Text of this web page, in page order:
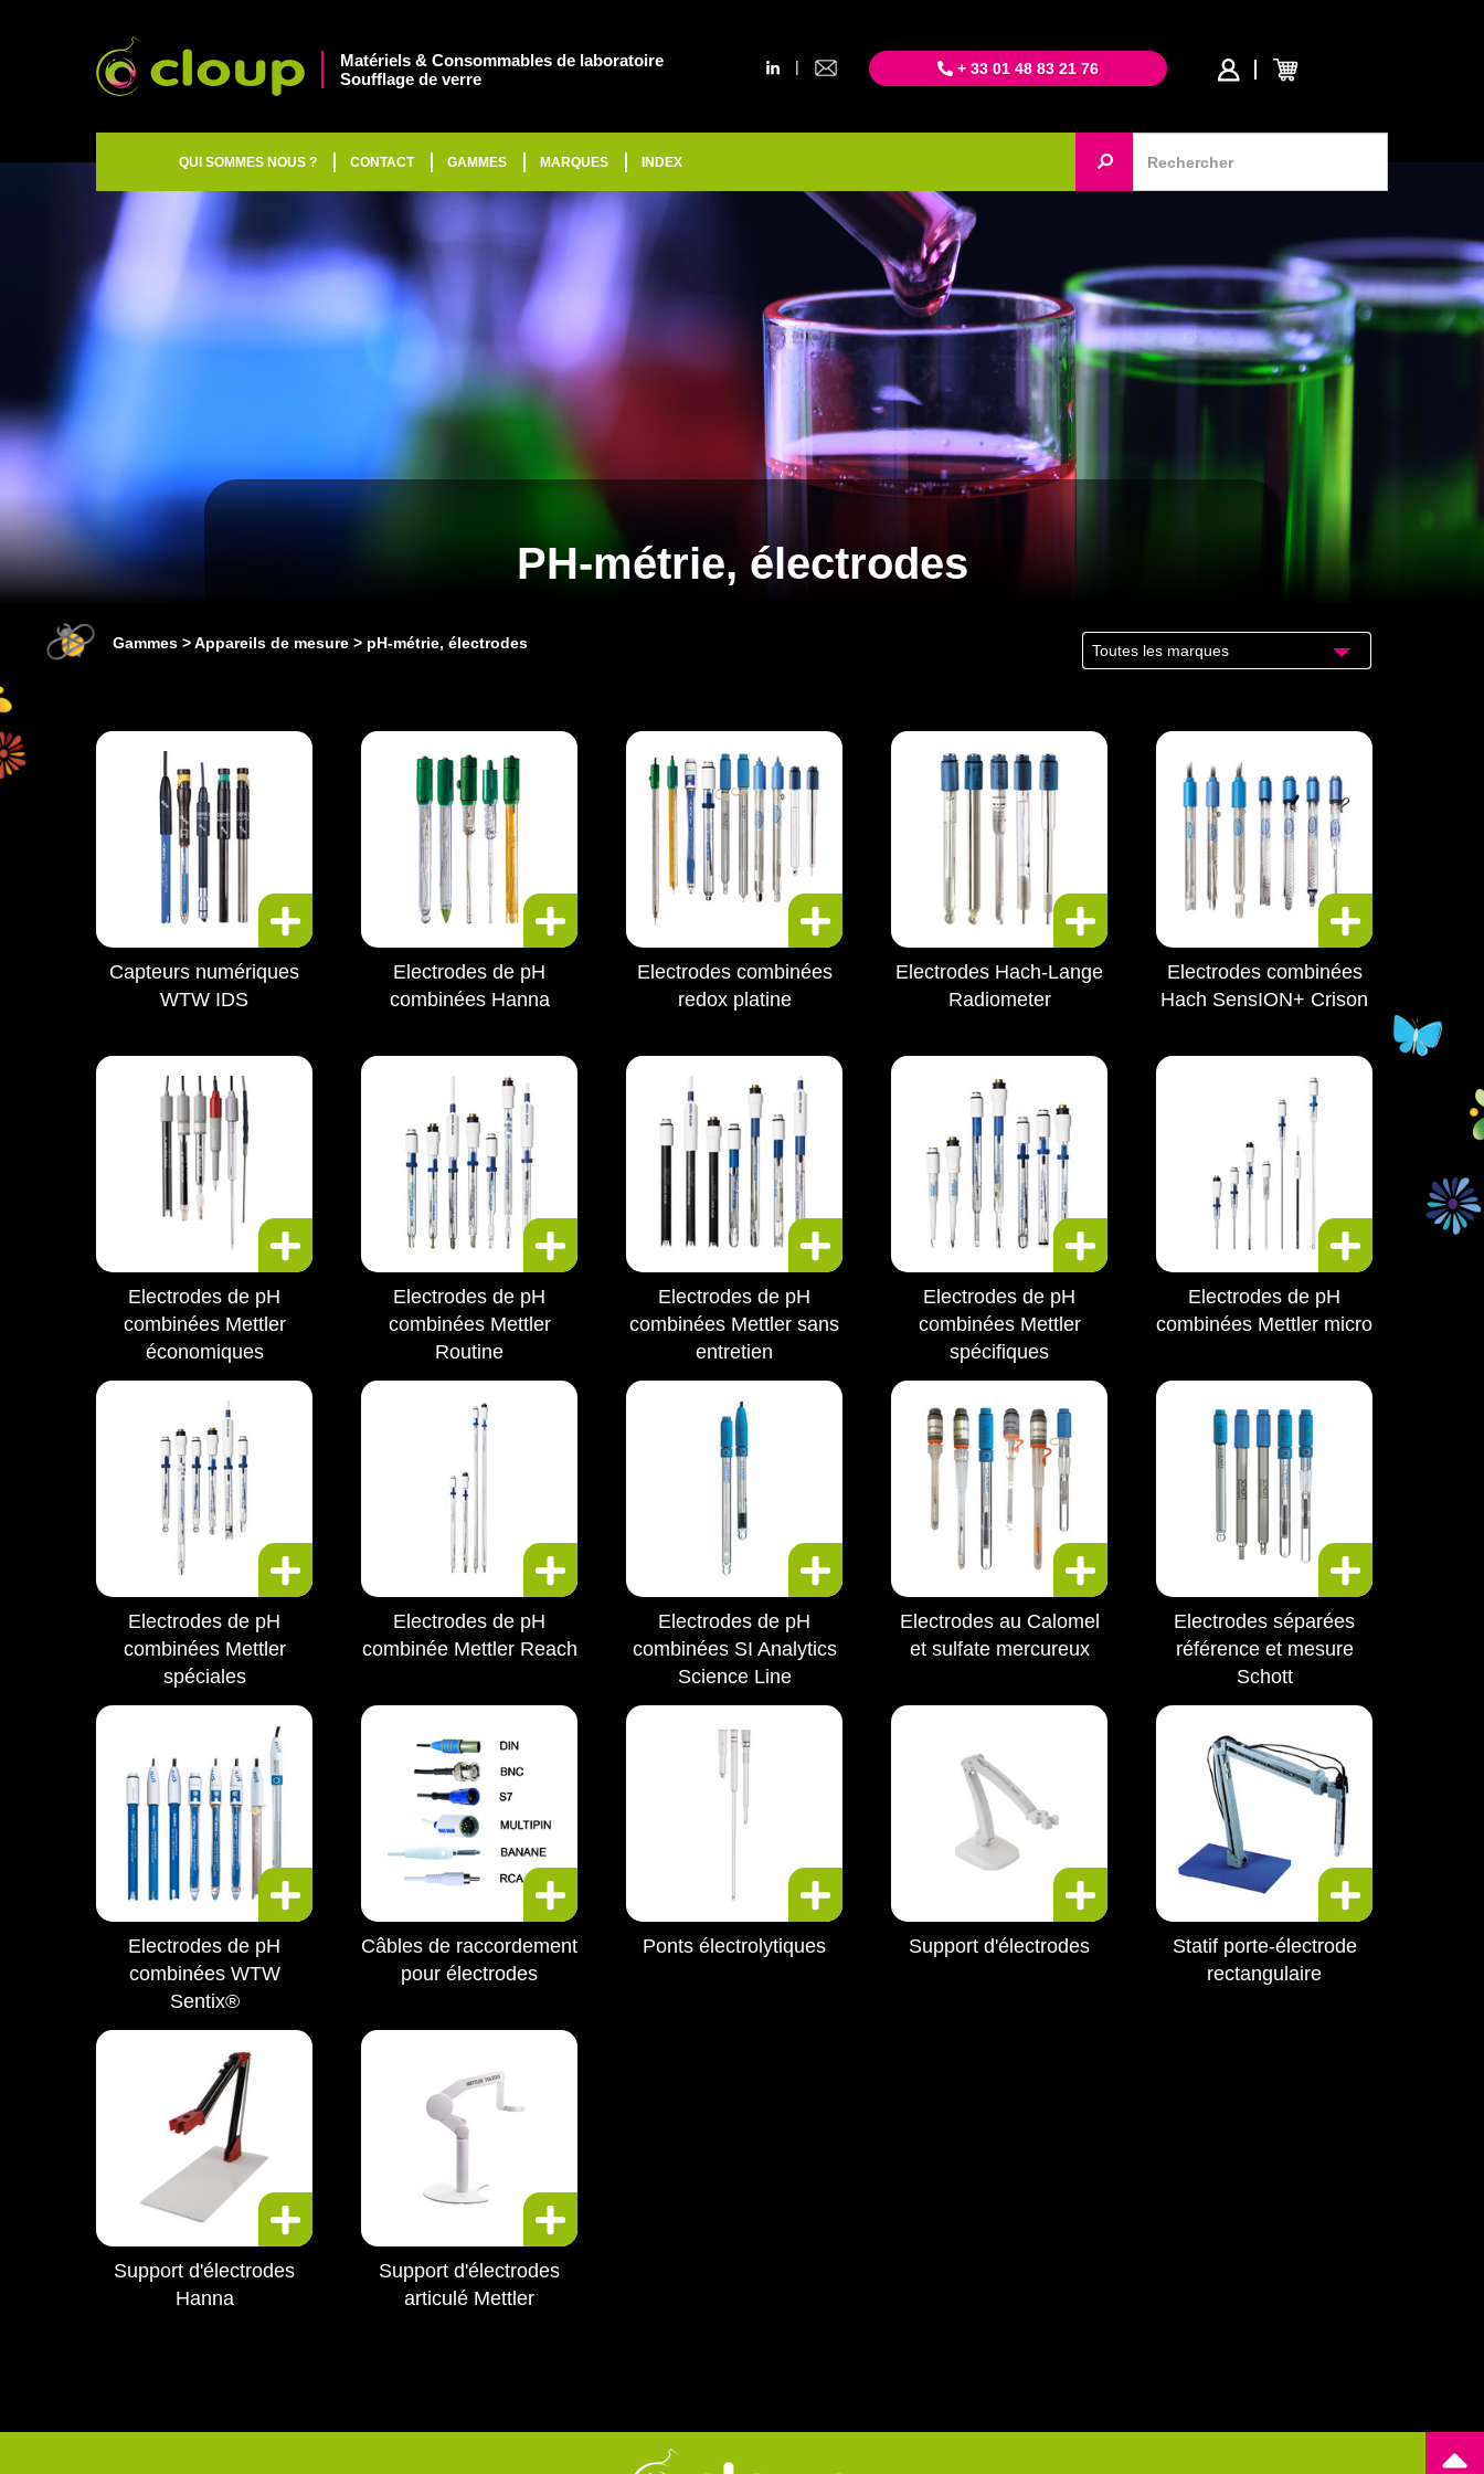
Matériels & Consommables de laboratoire
Soufflage de verre
| + 33 01 48 83 21 76
QUI SOMMES NOUS ? CONTACT GAMMES MARQUES INDEX
PH-métrie, électrodes
Gammes Appareils de mesure pH-métrie, électrodes Toutes les marques
Capteurs numériques
WTW IDS
Electrodes de pH
combinées Hanna
Electrodes combinées
redox platine
Electrodes Hach-Lange
Radiometer
Electrodes combinées
Hach SensION+ Crison
Electrodes de pH
combinées Mettler
économiques
Electrodes de pH
combinées Mettler
Routine
Electrodes de pH
combinées Mettler sans
entretien
Electrodes de pH
combinées Mettler
spécifiques
Electrodes de pH
combinées Mettler micro
Electrodes de pH
combinées Mettler
spéciales
Electrodes de pH
combinée Mettler Reach
Electrodes de pH
combinées SI Analytics
Science Line
Electrodes au Calomel
et sulfate mercureux
Electrodes séparées
référence et mesure
Schott
Electrodes de pH
combinées WTW
Sentix®
Câbles de raccordement
pour électrodes
Ponts électrolytiques Support d'électrodes
Statif porte-électrode
rectangulaire
Support d'électrodes
Hanna
Support d'électrodes
articulé Mettler